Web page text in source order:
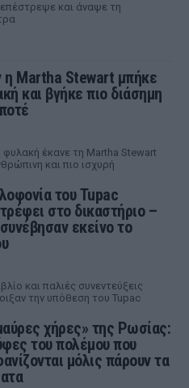
και άναψε τη
η Martha Stewart μπήκε
και βγήκε πιο διάσημη
έκανε τη Martha Stewart
και πιο ισχυρή
του Tupac
στο δικαστήριο –
εκείνο το
και παλιές συνεντεύξεις
την υπόθεση του Tupac
χήρες» της Ρωσίας:
του πολέμου που
μόλις πάρουν τα